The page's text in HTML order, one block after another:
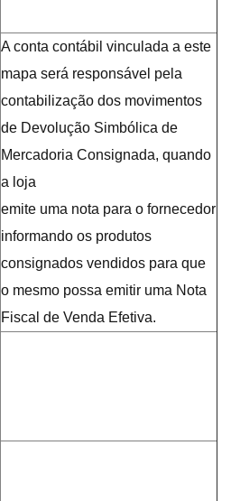
A conta contábil vinculada a este
mapa será responsável pela
contabilização dos movimentos
de Devolução Simbólica de
Mercadoria Consignada, quando
a loja
emite uma nota para o fornecedor
informando os produtos
consignados vendidos para que
o mesmo possa emitir uma Nota
Fiscal de Venda Efetiva.